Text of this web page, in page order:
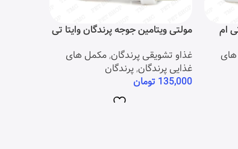
ام
مولتی ویتامین جوجه پرندگان وایتا تی
غذاو تشویقی پرندگان,مکمل های
غذایی پرندگان,پرندگان
135,000 تومان